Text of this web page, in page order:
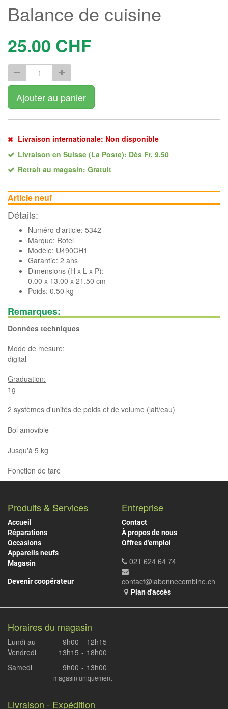
Balance de cuisine
25.00 CHF
Ajouter au panier
Livraison internationale: Non disponible
Livraison en Suisse (La Poste): Dès Fr. 9.50
Retrait au magasin: Gratuit
Article neuf
Détails:
Numéro d'article: 5342
Marque: Rotel
Modèle: U490CH1
Garantie: 2 ans
Dimensions (H x L x P):
0.00 x 13.00 x 21.50 cm
Poids: 0.50 kg
Remarques:
Données techniques
Mode de mesure:
digital
Graduation:
1g
2 systèmes d'unités de poids et de volume (lait/eau)
Bol amovible
Jusqu'à 5 kg
Fonction de tare
Produits & Services
Accueil
Réparations
Occasions
Appareils neufs
Magasin
Devenir coopérateur
Entreprise
Contact
À propos de nous
Offres d'emploi
021 624 64 74
contact@labonnecombine.ch
Plan d'accès
Horaires du magasin
Lundi au
Vendredi
9h00
13h15
-
-
12h15
18h00
Samedi
9h00 - 13h00
magasin uniquement
Livraison - Expédition